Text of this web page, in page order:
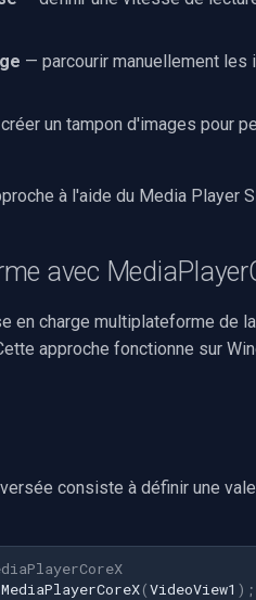
— parcourir manuellement les
un tampon d'images pour
à l'aide du Media Player
avec
en charge multiplateforme de
approche fonctionne sur
consiste à définir une
MediaPlayerCoreX(VideoView1 );